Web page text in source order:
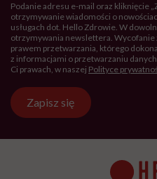
Podanie adresu e-mail oraz kliknięcie
otrzymywanie wiadomości o
usługach dot. Hello Zdrowie. W
otrzymywania newslettera. Wycofanie
prawem przetwarzania, którego
z informacjami o przetwarzaniu
Ci prawach, w naszej Polityce
Zapisz się